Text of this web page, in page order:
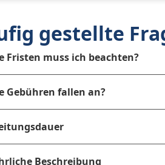
gestellte
Fristen muss ich beachten?
Gebühren fallen an?
Beschreibung